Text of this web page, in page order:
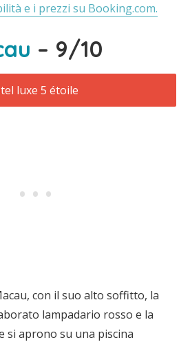
e i prezzi su Booking.com.
– 9/10
con il suo alto soffitto, la
lampadario rosso e la
si aprono su una piscina